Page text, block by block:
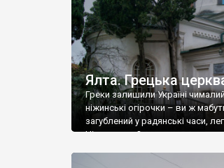
Ялта. Грецька
Греки залишили Україні
ніжинські огірочки – ви ж
загублений у радянські часи,
Ніжин греки?